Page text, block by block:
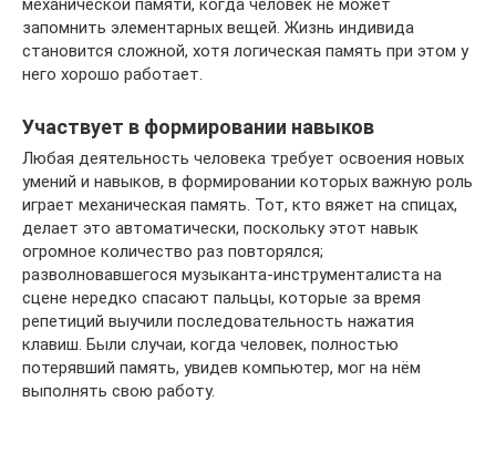
механической памяти, когда человек не может
запомнить элементарных вещей. Жизнь индивида
становится сложной, хотя логическая память при этом у
него хорошо работает.
Участвует в формировании навыков
Любая деятельность человека требует освоения новых
умений и навыков, в формировании которых важную роль
играет механическая память. Тот, кто вяжет на спицах,
делает это автоматически, поскольку этот навык
огромное количество раз повторялся;
разволновавшегося музыканта-инструменталиста на
сцене нередко спасают пальцы, которые за время
репетиций выучили последовательность нажатия
клавиш. Были случаи, когда человек, полностью
потерявший память, увидев компьютер, мог на нём
выполнять свою работу.